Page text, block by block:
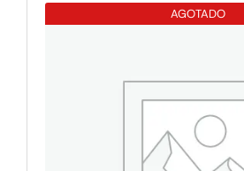
13
cantidad
AGOTADO